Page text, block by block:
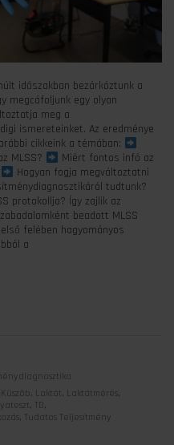
időszakban bezárkóztunk a
megcáfoljunk egy olyan
meg a
ismereteinket. Az eredménye
cikkeink a témában:
MLSS?
Miért fontos infó az
Hogyan fogja megváltoztatni
tudtunk?
protokollja? Így zajlik az
beadott MLSS
felében hagyományos
a
, Laktát , Laktátmérés,
, TD ,
, Tudatos Teljesítmény